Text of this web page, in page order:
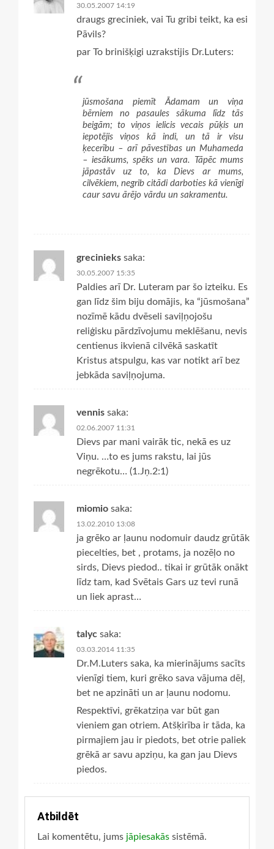
30.05.2007 14:19
draugs greciniek, vai Tu gribi teikt, ka esi
Pāvils?
par To brinišķigi uzrakstijis Dr.Luters:
jūsmošana piemīt Ādamam un viņa
bērniem no pasaules sākuma līdz tās
beigām; to viņos ielicis vecais pūķis un
iepotējis viņos kā indi, un tā ir visu
ķecerību – arī pāvestības un Muhameda
– iesākums, spēks un vara. Tāpēc mums
jāpastāv uz to, ka Dievs ar mums,
cilvēkiem, negrib citādi darboties kā vienīgi
caur savu ārējo vārdu un sakramentu.
grecinieks saka:
30.05.2007 15:35
Paldies arī Dr. Luteram par šo izteiku. Es
gan līdz šim biju domājis, ka “jūsmošana”
nozīmē kādu dvēseli saviļņojošu
reliģisku pārdzīvojumu meklēšanu, nevis
centienus ikvienā cilvēkā saskatīt
Kristus atspulgu, kas var notikt arī bez
jebkāda saviļņojuma.
vennis saka:
02.06.2007 11:31
Dievs par mani vairāk tic, nekā es uz
Viņu. …to es jums rakstu, lai jūs
negrēkotu… (1.Jņ.2:1)
miomio saka:
13.02.2010 13:08
ja grēko ar ļaunu nodomuir daudz grūtāk
piecelties, bet , protams, ja nozēļo no
sirds, Dievs piedod.. tikai ir grūtāk onākt
līdz tam, kad Svētais Gars uz tevi runā
un liek aprast…
talyc saka:
03.03.2014 11:35
Dr.M.Luters saka, ka mierinājums sacīts
vienīgi tiem, kuri grēko sava vājuma dēļ,
bet ne apzināti un ar ļaunu nodomu.
Respektīvi, grēkatziņa var būt gan
vieniem gan otriem. Atšķirība ir tāda, ka
pirmajiem jau ir piedots, bet otrie paliek
grēkā ar savu apziņu, ka gan jau Dievs
piedos.
Atbildēt
Lai komentētu, jums jāpiesakās sistēmā.